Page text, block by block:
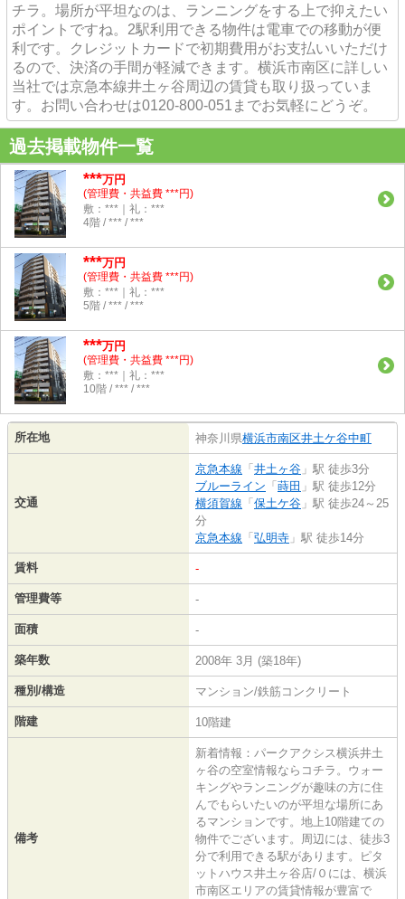
チラ。場所が平坦なのは、ランニングをする上で抑えたい
ポイントですね。2駅利用できる物件は電車での移動が便
利です。クレジットカードで初期費用がお支払いいただけ
るので、決済の手間が軽減できます。横浜市南区に詳しい
当社では京急本線井土ヶ谷周辺の賃貸も取り扱っていま
す。お問い合わせは0120-800-051までお気軽にどうぞ。
過去掲載物件一覧
***万円
(管理費・共益費 ***円)
敷：***｜礼：***
4階 / *** / ***
***万円
(管理費・共益費 ***円)
敷：***｜礼：***
5階 / *** / ***
***万円
(管理費・共益費 ***円)
敷：***｜礼：***
10階 / *** / ***
所在地 神奈川県横浜市南区井土ケ谷中町
交通
京急本線 「 井土ヶ谷 」駅 徒歩3分
ブルーライン 「 蒔田 」駅 徒歩12分
横須賀線 「 保土ケ谷 」駅 徒歩24～25
分
京急本線 「 弘明寺 」駅 徒歩14分
賃料 -
管理費等 -
面積 -
築年数 2008年 3月 (築18年)
種別/構造 マンション/鉄筋コンクリート
階建 10階建
備考
新着情報：パークアクシス横浜井土
ヶ谷の空室情報ならコチラ。ウォー
キングやランニングが趣味の方に住
んでもらいたいのが平坦な場所にあ
るマンションです。地上10階建ての
物件でございます。周辺には、徒歩3
分で利用できる駅があります。ピタ
ットハウス井土ヶ谷店/０には、横浜
市南区エリアの賃貸情報が豊富で